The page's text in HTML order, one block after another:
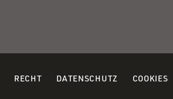
RECHT(OPENSDATENSCHUTZ (OPENS
COOKIES